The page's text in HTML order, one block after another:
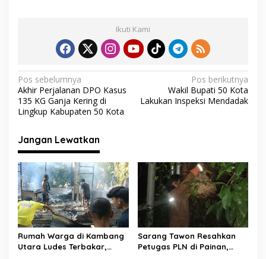
o
k
er s
A
p
p
e
gr
a
m
ai
l e
Ikuti Kami
N
a
v
i
g
a
s
i
p
o
s
Pos sebelumnya
Akhir Perjalanan DPO Kasus
135 KG Ganja Kering di
Lingkup Kabupaten 50 Kota
Pos berikutnya
Wakil Bupati 50 Kota
Lakukan Inspeksi Mendadak
Jangan Lewatkan
Rumah Warga di Kambang
Utara Ludes Terbakar,
Sarang Tawon Resahkan
Petugas PLN di Painan,